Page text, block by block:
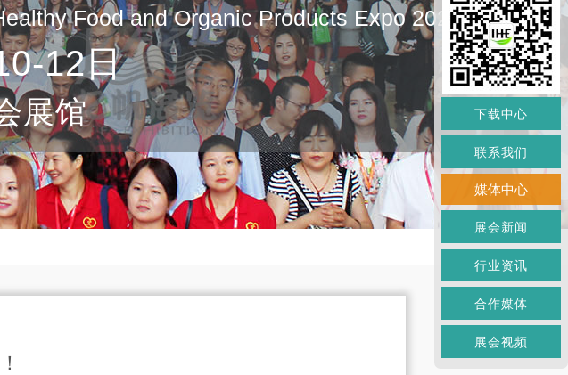
Food and Organic Products Expo 2027
12日
展馆 下载中心
联系我们
媒体中心
展会新闻
行业资讯
合作媒体
展会视频